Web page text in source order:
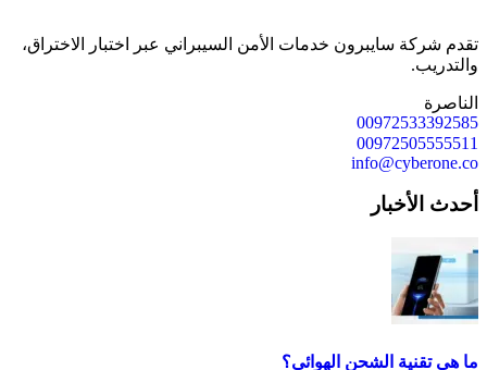
تقدم شركة سايبرون خدمات الأمن السيبراني عبر اختبار الاختراق،
والتدريب.
الناصرة
00972533392585
00972505555511
info@cyberone.co
أحدث الأخبار
ما هي تقنية الشحن الهوائي؟